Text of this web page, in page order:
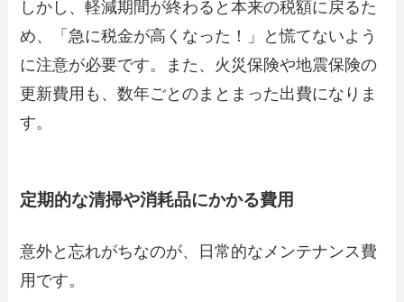
しかし、軽減期間が終わると本来の税額に戻るた
め、「急に税金が高くなった！」と慌てないよう
に注意が必要です。また、火災保険や地震保険の
更新費用も、数年ごとのまとまった出費になりま
す。
定期的な清掃や消耗品にかかる費用
意外と忘れがちなのが、日常的なメンテナンス費
用です。